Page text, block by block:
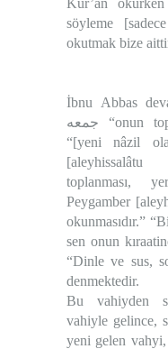
Kur’an
söyleme
okutmak bize
İbnu Abbas
جمعه “onun
“[yeni nâzil
toplanması,
Peygamber
okunmasıdır.”
sen onun
“Dinle ve sus,
denmektedir.
Bu vahiyden
vahiyle gelince,
yeni gelen vahyi,